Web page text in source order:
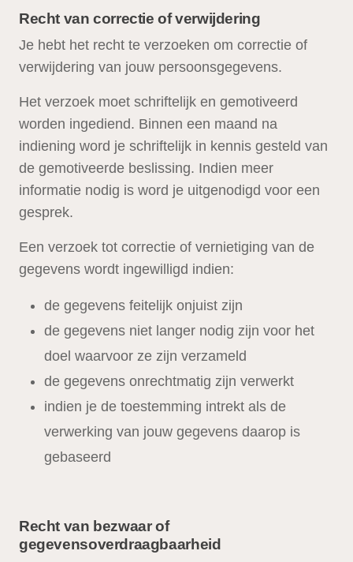
Recht van correctie of verwijdering
Je hebt het recht te verzoeken om correctie of
verwijdering van jouw persoonsgegevens.
Het verzoek moet schriftelijk en gemotiveerd
worden ingediend. Binnen een maand na
indiening word je schriftelijk in kennis gesteld van
de gemotiveerde beslissing. Indien meer
informatie nodig is word je uitgenodigd voor een
gesprek.
Een verzoek tot correctie of vernietiging van de
gegevens wordt ingewilligd indien:
de gegevens feitelijk onjuist zijn
de gegevens niet langer nodig zijn voor het
doel waarvoor ze zijn verzameld
de gegevens onrechtmatig zijn verwerkt
indien je de toestemming intrekt als de
verwerking van jouw gegevens daarop is
gebaseerd
Recht van bezwaar of
gegevensoverdraagbaarheid